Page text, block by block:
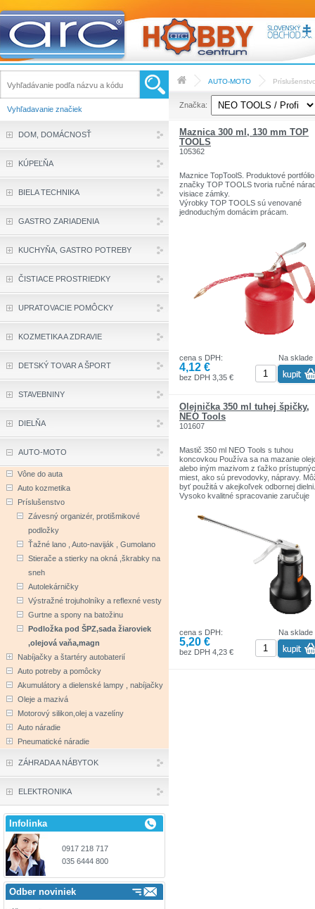
AUTO-MOTO
Značka:
Maznica 300 ml, 130 mm TOP
TOOLS
105362
Maznice TopToolS. Produktové portfólio
značky TOP TOOLS tvoria ručné
visiace zámky.
Výrobky TOP TOOLS sú venované
jednoduchým domácim prácam.
Na sklade
cena s DPH:
4,12 €
bez DPH 3,35 €
Olejnička 350 ml tuhej špičky,
NEO Tools
101607
Mastič 350 ml NEO Tools s tuhou
koncovkou Používa sa na mazanie
alebo iným mazivom z ťažko
miest, ako sú prevodovky, nápravy.
byť použitá v akejkoľvek odbornej dielni.
Vysoko kvalitné spracovanie zaručuje
očakávania odborníkov. Značka NEO
je determinantom skutočnej
Kompetenciou značky je poskytovať
spoľahlivé nástroje, ktoré sa vyznačujú
odolnosťou, presnosťou a vysokou
Na sklade
cena s DPH:
5,20 €
bez DPH 4,23 €
Vyhľadavanie značiek
DOM, DOMÁCNOSŤ
KÚPEĽŇA
BIELA TECHNIKA
GASTRO ZARIADENIA
KUCHYŇA, GASTRO POTREBY
ČISTIACE PROSTRIEDKY
UPRATOVACIE POMÔCKY
KOZMETIKA A ZDRAVIE
DETSKÝ TOVAR A ŠPORT
STAVEBNINY
DIELŇA
AUTO-MOTO
Vône do auta
Auto kozmetika
Príslušenstvo
Závesný organizér, protišmikové
podložky
Ťažné lano , Auto-naviják , Gumolano
Stierače a stierky na okná ,škrabky na
sneh
Autolekárničky
Výstražné trojuholníky a reflexné vesty
Gurtne a spony na batožinu
Podložka pod ŠPZ,sada žiaroviek
,olejová vaňa,magn
Nabíjačky a štartéry autobaterií
Auto potreby a pomôcky
Akumulátory a dielenské lampy , nabíjačky
Oleje a mazivá
Motorový silikon,olej a vazelíny
Auto náradie
Pneumatické náradie
ZÁHRADA A NÁBYTOK
ELEKTRONIKA
Infolinka
0917 218 717
035 6444 800
Odber noviniek